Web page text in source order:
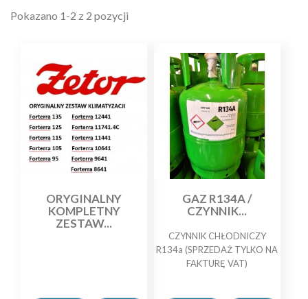
Pokazano 1-2 z 2 pozycji
ORYGINALNY
KOMPLETNY
ZESTAW...
GAZ R134A /
CZYNNIK...
CZYNNIK CHŁODNICZY
R134a (SPRZEDAŻ TYLKO NA
FAKTURĘ VAT)